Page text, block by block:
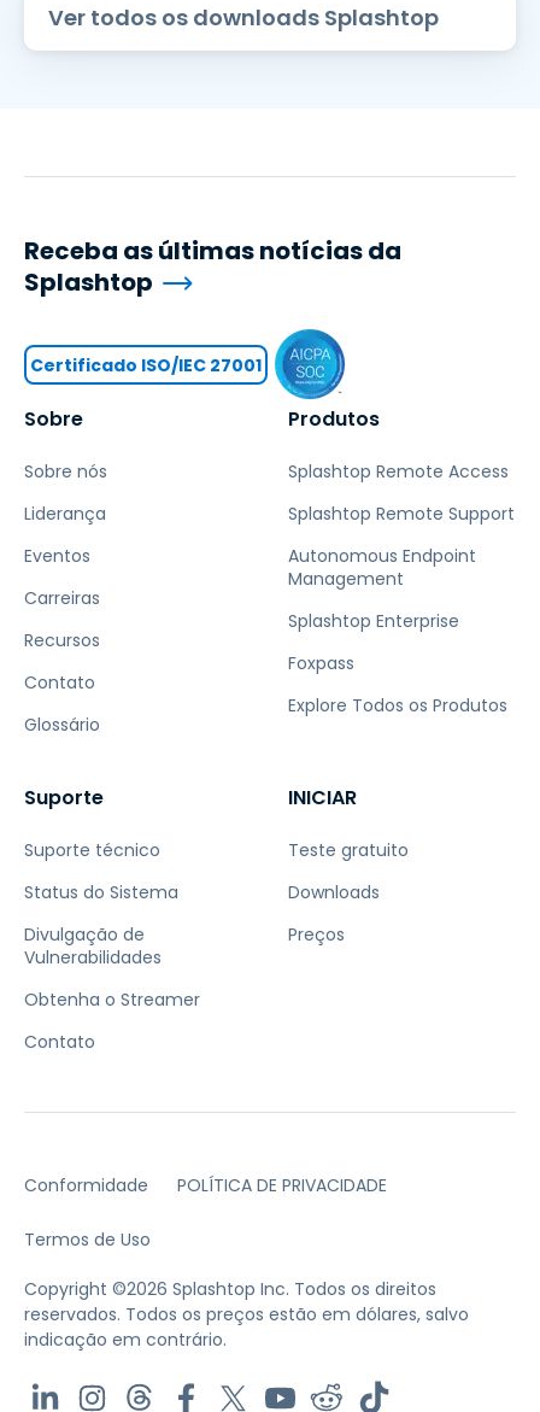
Ver todos os downloads Splashtop
Sobre
Sobre nós
Liderança
Eventos
Carreiras
Recursos
Contato
Glossário
Produtos
Splashtop Remote Access
Splashtop Remote Support
Autonomous Endpoint
Management
Splashtop Enterprise
Foxpass
Explore Todos os Produtos
Suporte
Suporte técnico
Status do Sistema
Divulgação de
Vulnerabilidades
Obtenha o Streamer
Contato
INICIAR
Teste gratuito
Downloads
Preços
Receba as últimas notícias da
Splashtop
Certificado ISO/IEC 27001
Conformidade POLÍTICA DE PRIVACIDADE
Termos de Uso
Copyright ©2026 Splashtop Inc. Todos os direitos
reservados. Todos os preços estão em dólares, salvo
indicação em contrário.